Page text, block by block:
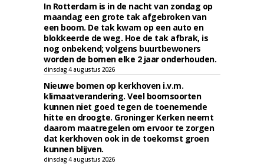
In Rotterdam is in de nacht van zondag op
maandag een grote tak afgebroken van
een boom. De tak kwam op een auto en
blokkeerde de weg. Hoe de tak afbrak, is
nog onbekend; volgens buurtbewoners
worden de bomen elke 2 jaar onderhouden.
dinsdag 4 augustus 2026
Nieuwe bomen op kerkhoven i.v.m.
klimaatverandering. Veel boomsoorten
kunnen niet goed tegen de toenemende
hitte en droogte. Groninger Kerken neemt
daarom maatregelen om ervoor te zorgen
dat kerkhoven ook in de toekomst groen
kunnen blijven.
dinsdag 4 augustus 2026